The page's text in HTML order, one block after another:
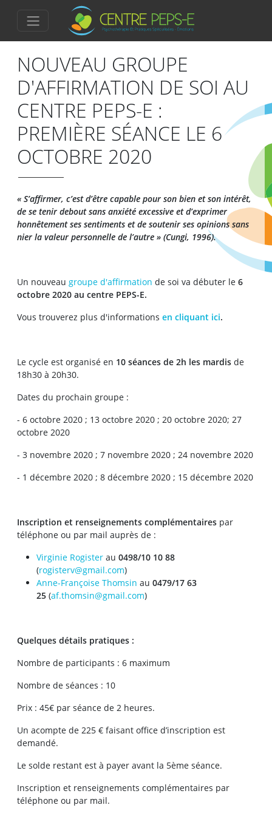
NOUVEAU GROUPE
D'AFFIRMATION DE SOI AU
CENTRE PEPS-E :
PREMIÈRE SÉANCE LE 6
OCTOBRE 2020
« S’affirmer, c’est d’être capable pour son bien et son intérêt,
de se tenir debout sans anxiété excessive et d’exprimer
honnêtement ses sentiments et de soutenir ses opinions sans
nier la valeur personnelle de l’autre » (Cungi, 1996).
Un nouveau groupe d'affirmation de soi va débuter le 6
octobre 2020 au centre PEPS-E.
Vous trouverez plus d'informations en cliquant ici.
Le cycle est organisé en 10 séances de 2h les mardis de
18h30 à 20h30.
Dates du prochain groupe :
- 6 octobre 2020 ; 13 octobre 2020 ; 20 octobre 2020; 27
octobre 2020
- 3 novembre 2020 ; 7 novembre 2020 ; 24 novembre 2020
- 1 décembre 2020 ; 8 décembre 2020 ; 15 décembre 2020
Inscription et renseignements complémentaires par
téléphone ou par mail auprès de :
Virginie Rogister au 0498/10 10 88
(rogisterv@gmail.com)
Anne-Françoise Thomsin au 0479/17 63
25 (af.thomsin@gmail.com)
Quelques détails pratiques :
Nombre de participants : 6 maximum
Nombre de séances : 10
Prix : 45€ par séance de 2 heures.
Un acompte de 225 € faisant office d’inscription est
demandé.
Le solde restant est à payer avant la 5ème séance.
Inscription et renseignements complémentaires par
téléphone ou par mail.